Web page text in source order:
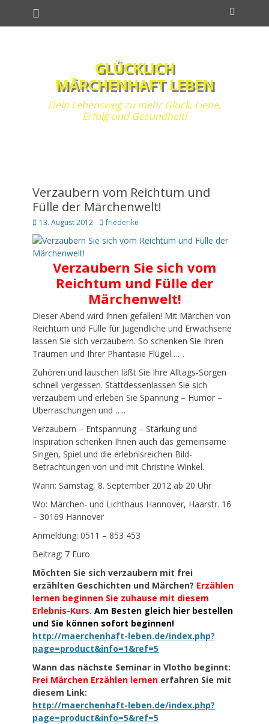
Inhalt
Primäres Menü
GLÜCKLICH
MÄRCHENHAFT LEBEN
Dein Lebensweg zu mehr Glück, Liebe,
Erfolg und Gesundheit!
Verzaubern vom Reichtum und
Fülle der Märchenwelt!
Posted
on
13. August 2012 Autor
friederike
Verzaubern Sie sich vom
Reichtum und Fülle der
Märchenwelt!
Dieser Abend wird Ihnen gefallen! Mit Märchen von
Reichtum und Fülle für Jugendliche und Erwachsene
lassen Sie sich verzaubern. So schenken Sie Ihren
Träumen und Ihrer Phantasie Flügel……
Zuhören und lauschen läßt Sie Ihre Alltags-Sorgen
schnell vergessen. Stattdessenlassen Sie sich
verzaubern und erleben Sie Spannung – Humor –
Überraschungen und …..
Verzaubern – Entspannung – Stärkung und
Inspiration schenken Ihnen auch das gemeinsame
Singen, Spiel und die erlebnisreichen Bild-
Betrachtungen von und mit Christine Winkel.
Wann: Samstag, 8. September 2012 ab 20 Uhr
Wo: Märchen- und Lichthaus Hannover, Haarstr. 16
– 30169 Hannover
Anmeldung: 0511 – 853 453
Beitrag: 7 Euro
Möchten Sie sich verzaubern mit frei
erzählten Geschichten und Märchen? Erzählen
lernen beginnen Sie zuhause mit diesem
Erlebnis-Kurs. Am Besten gleich hier bestellen
und Sie können sofort beginnen!
http://maerchenhaft-leben.de/index.php?
page=product&info=1&ref=5
Wann das nächste Seminar in Vlotho beginnt:
Frei Märchen Erzählen lernen erfahren Sie mit
diesem Link:
http://maerchenhaft-leben.de/index.php?
page=product&info=5&ref=5